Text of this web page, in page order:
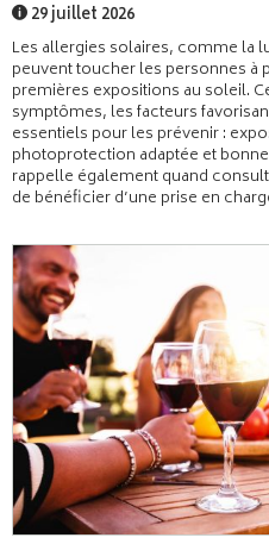
29 juillet 2026
Les allergies solaires, comme la
peuvent toucher les personnes à
premières expositions au soleil.
symptômes, les facteurs
essentiels pour les prévenir :
photoprotection adaptée et
rappelle également quand
de bénéficier d’une prise en